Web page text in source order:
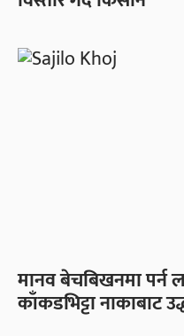
मानव बेचबिखनमा पर्न
काँकडभिट्टा नाकाबाट